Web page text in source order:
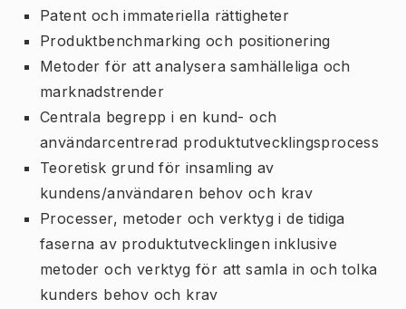
Patent och immateriella rättigheter
Produktbenchmarking och positionering
Metoder för att analysera samhälleliga och
marknadstrender
Centrala begrepp i en kund- och
användarcentrerad produktutvecklingsprocess
Teoretisk grund för insamling av
kundens/användaren behov och krav
Processer, metoder och verktyg i de tidiga
faserna av produktutvecklingen inklusive
metoder och verktyg för att samla in och tolka
kunders behov och krav